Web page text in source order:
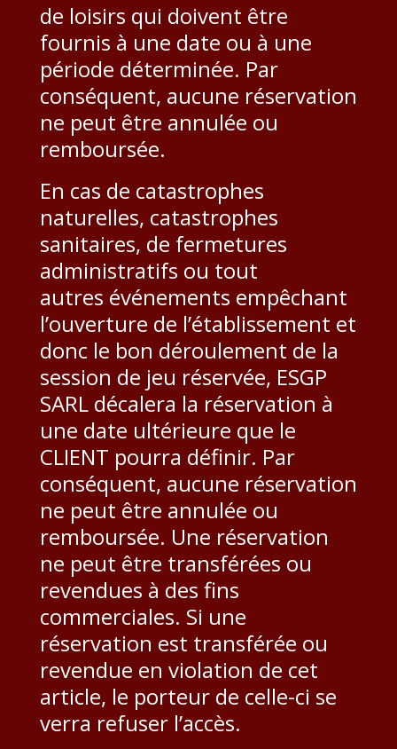
de loisirs qui doivent être
fournis à une date ou à une
période déterminée. Par
conséquent, aucune réservation
ne peut être annulée ou
remboursée.
En cas de catastrophes
naturelles, catastrophes
sanitaires, de fermetures
administratifs ou tout
autres événements empêchant
l’ouverture de l’établissement et
donc le bon déroulement de la
session de jeu réservée, ESGP
SARL décalera la réservation à
une date ultérieure que le
CLIENT pourra définir. Par
conséquent, aucune réservation
ne peut être annulée ou
remboursée. Une réservation
ne peut être transférées ou
revendues à des fins
commerciales. Si une
réservation est transférée ou
revendue en violation de cet
article, le porteur de celle-ci se
verra refuser l’accès.